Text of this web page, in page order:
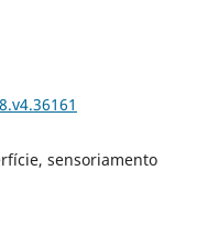
sensoriamento